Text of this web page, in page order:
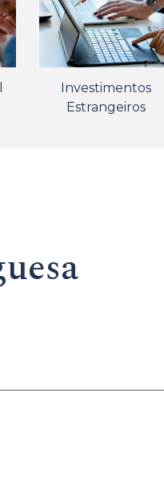
Investimentos
Estrangeiros